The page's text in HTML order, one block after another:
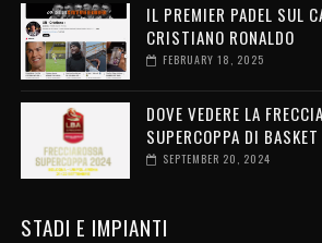
IL PREMIER PADEL SUL
CRISTIANO RONALDO
FEBRUARY 18, 2025
DOVE VEDERE LA
SUPERCOPPA DI BASKET
SEPTEMBER 20, 2024
STADI E IMPIANTI